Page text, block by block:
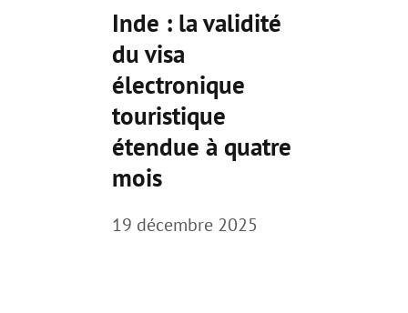
Inde : la validité
du visa
électronique
touristique
étendue à quatre
mois
19 décembre 2025